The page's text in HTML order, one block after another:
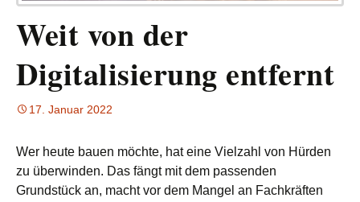
Weit von der
Digitalisierung entfernt
17. Januar 2022
Wer heute bauen möchte, hat eine Vielzahl von Hürden
zu überwinden. Das fängt mit dem passenden
Grundstück an, macht vor dem Mangel an Fachkräften